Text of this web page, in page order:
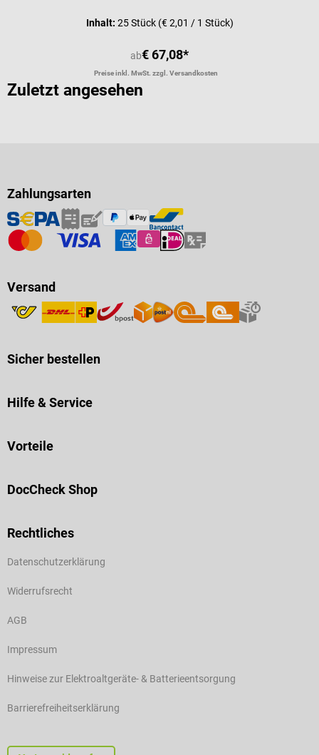
Inhalt: 25 Stück (€ 2,01 / 1 Stück)
ab€ 67,08*
Preise inkl. MwSt. zzgl. Versandkosten
Zuletzt angesehen
Zahlungsarten
Versand
Sicher bestellen
Hilfe & Service
Vorteile
DocCheck Shop
Rechtliches
Datenschutzerklärung
Widerrufsrecht
AGB
Impressum
Hinweise zur Elektroaltgeräte- & Batterieentsorgung
Barrierefreiheitserklärung